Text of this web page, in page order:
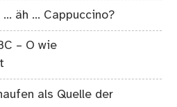
… äh … Cappuccino?
– O wie
als Quelle der